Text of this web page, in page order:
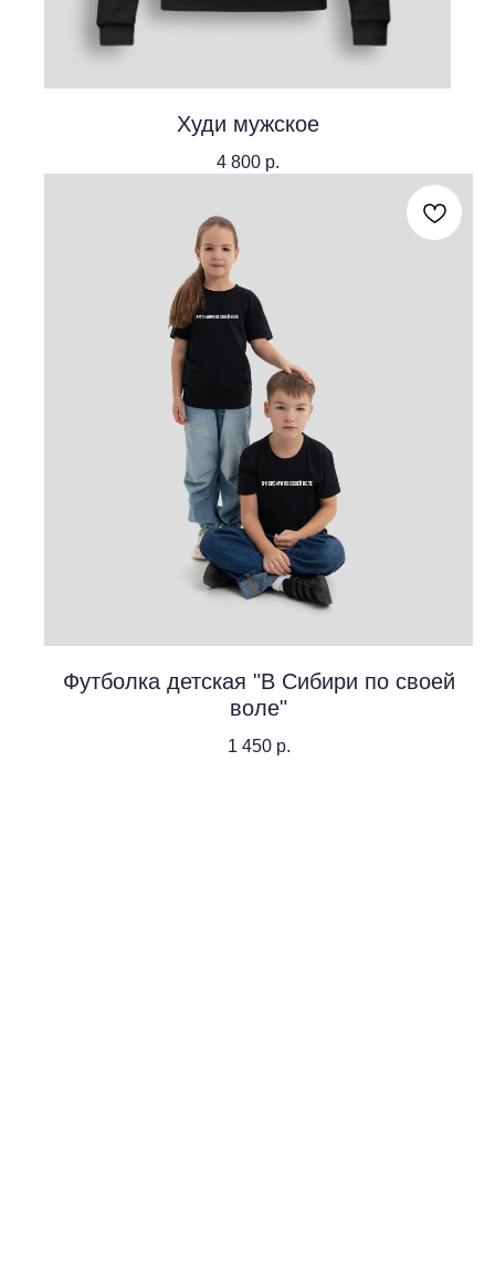
Худи мужское
4 800 р.
Футболка детская "В Сибири по своей
воле"
1 450 р.